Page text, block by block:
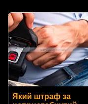
Який штраф за